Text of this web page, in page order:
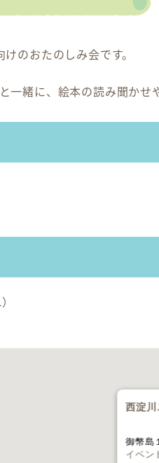
のおたのしみ会です。
一緒に、絵本の読み聞かせ
西淀川
御幣島
イベン